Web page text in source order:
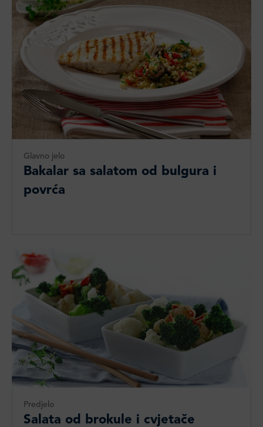
Glavno jelo
Bakalar sa salatom od bulgura i
povrća
Predjelo
Salata od brokule i cvjetače